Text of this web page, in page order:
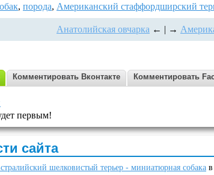
, порода, Американский стаффордширский
Анатолийская овчарка ← | →
Комментировать Вконтакте Комментировать
первым!
сайта
шелковистый терьер - миниатюрная собака в